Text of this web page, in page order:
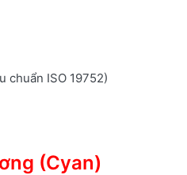
chuẩn ISO 19752)
(Cyan)